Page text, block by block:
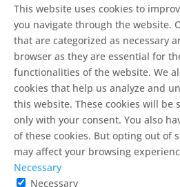
This website uses cookies to
you navigate through the website.
that are categorized as necessary
browser as they are essential for
functionalities of the website. We
cookies that help us analyze and
this website. These cookies will be
only with your consent. You also
of these cookies. But opting out of
may affect your browsing
Necessary
Necessary